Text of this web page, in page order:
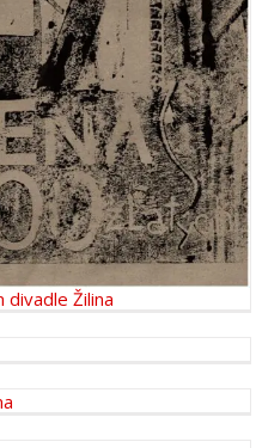
divadle Žilina